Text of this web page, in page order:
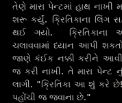
તેણે મારા પેન્ટમાં હાથ નાખી
શરૂ કર્યું. ક્રિતિકાના લિંગ
થઈ ગયો.
ચલાવવામાં ધ્યાન આપી
જાણે કંઈક નક્કી કરીને
જ કરી નાખી. તે મારા
લાગી. "ક્રિતિકા આ શું કરે
પહોંચી જ જવાના છે."